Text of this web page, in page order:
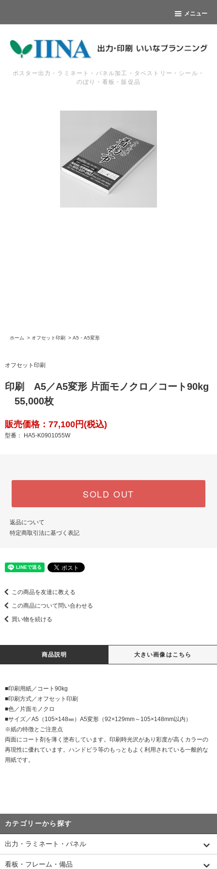
メニュー
ポスター出力・ラミネート・パネル加工・タペストリー・シール・
のぼり・看板・販促品
ホーム > オフセット印刷 > A5・A5変形
オフセット印刷
印刷 A5／A5変形 片面モノクロ／コート90kg
55,000枚
販売価格：77,100円(税込)
型番： HA5-K0901055W
SOLD OUT
返品について
特定商取引法に基づく表記
この商品を友達に教える
この商品について問い合わせる
買い物を続ける
商品説明 大きい画像はこちら
■印刷用紙／コート90kg
■印刷方式／オフセット印刷
■色／片面モノクロ
■サイズ／A5（105×148㎜）A5変形（92×129mm～105×148mm以内）
※紙の特徴とご注意点
両面にコート剤を薄く塗布しています。印刷時光沢があり彩度が高くカラーの
再現性に優れています。ハンドビラ等のもっともよく利用されている一般的な
用紙です。
カテゴリーから探す
出力・ラミネート・パネル
看板・フレーム・備品